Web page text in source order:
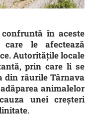
în aceste
le afectează
Autoritățile locale
prin care li se
din râurile Târnava
animalelor
unei creșteri